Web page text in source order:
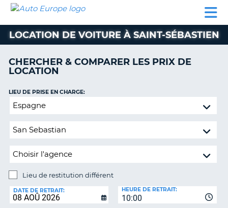
LOCATION
VOITURE
CAMPING-
CAR
CLIENT
AUTO
EUROPE
LOCATION
VOITURE
CAMPING-
CAR
PARTENAIRES
SUPPORT
CLIENT
COMPTE
MA
LOCATION DE VOITURE À SAINT-SÉBASTIEN
CHERCHER & COMPARER LES PRIX DE
LOCATION
Lieu
restitution
LIEU DE PRISE EN CHARGE:
Lieu de restitution différent
DE
RESTITUTION:
DATE DE RETRAIT:
10:00
HEURE DE RETRAIT: